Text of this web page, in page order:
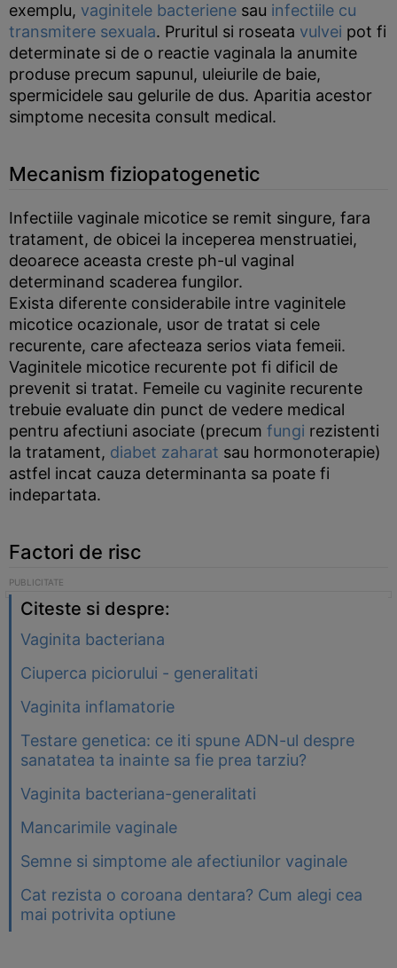
exemplu, vaginitele bacteriene sau infectiile cu
transmitere sexuala. Pruritul si roseata vulvei pot fi
determinate si de o reactie vaginala la anumite
produse precum sapunul, uleiurile de baie,
spermicidele sau gelurile de dus. Aparitia acestor
simptome necesita consult medical.
Mecanism fiziopatogenetic
Infectiile vaginale micotice se remit singure, fara
tratament, de obicei la inceperea menstruatiei,
deoarece aceasta creste ph-ul vaginal
determinand scaderea fungilor.
Exista diferente considerabile intre vaginitele
micotice ocazionale, usor de tratat si cele
recurente, care afecteaza serios viata femeii.
Vaginitele micotice recurente pot fi dificil de
prevenit si tratat. Femeile cu vaginite recurente
trebuie evaluate din punct de vedere medical
pentru afectiuni asociate (precum fungi rezistenti
la tratament, diabet zaharat sau hormonoterapie)
astfel incat cauza determinanta sa poate fi
indepartata.
Factori de risc
Citeste si despre:
Vaginita bacteriana
Ciuperca piciorului - generalitati
Vaginita inflamatorie
Testare genetica: ce iti spune ADN-ul despre
sanatatea ta inainte sa fie prea tarziu?
Vaginita bacteriana-generalitati
Mancarimile vaginale
Semne si simptome ale afectiunilor vaginale
Cat rezista o coroana dentara? Cum alegi cea
mai potrivita optiune